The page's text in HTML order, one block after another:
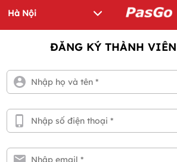
ĐĂNG KÝ THÀNH VIÊN